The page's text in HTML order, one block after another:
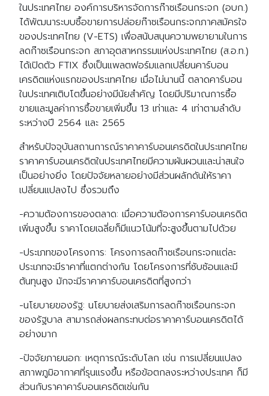
ในประเทศไทย องค์การบริหารจัดการก๊าซเรือนกระจก (อบก.)
ได้พัฒนาระบบซื้อขายการปล่อยก๊าซเรือนกระจกภาคสมัครใจ
ของประเทศไทย (V-ETS) เพื่อสนับสนุนความพยายามในการ
ลดก๊าซเรือนกระจก สภาอุตสาหกรรมแห่งประเทศไทย (ส.อ.ท.)
ได้เปิดตัว FTIX ซึ่งเป็นแพลตฟอร์มแลกเปลี่ยนคาร์บอน
เครดิตแห่งแรกของประเทศไทย เมื่อไม่นานนี้ ตลาดคาร์บอน
ในประเทศเติบโตขึ้นอย่างมีนัยสำคัญ โดยมีปริมาณการซื้อ
ขายและมูลค่าการซื้อขายเพิ่มขึ้น 13 เท่าและ 4 เท่าตามลำดับ
ระหว่างปี 2564 และ 2565
สำหรับปัจจุบันสถานการณ์ราคาคาร์บอนเครดิตในประเทศไทย
ราคาคาร์บอนเครดิตในประเทศไทยมีความผันผวนและน่าสนใจ
เป็นอย่างยิ่ง โดยปัจจัยหลายอย่างมีส่วนผลักดันให้ราคา
เปลี่ยนแปลงไป ซึ่งรวมถึง
-ความต้องการของตลาด: เมื่อความต้องการคาร์บอนเครดิต
เพิ่มสูงขึ้น ราคาโดยเฉลี่ยก็มีแนวโน้มที่จะสูงขึ้นตามไปด้วย
-ประเภทของโครงการ: โครงการลดก๊าซเรือนกระจกแต่ละ
ประเภทจะมีราคาที่แตกต่างกัน โดยโครงการที่ซับซ้อนและมี
ต้นทุนสูง มักจะมีราคาคาร์บอนเครดิตที่สูงกว่า
-นโยบายของรัฐ: นโยบายส่งเสริมการลดก๊าซเรือนกระจก
ของรัฐบาล สามารถส่งผลกระทบต่อราคาคาร์บอนเครดิตได้
อย่างมาก
-ปัจจัยภายนอก: เหตุการณ์ระดับโลก เช่น การเปลี่ยนแปลง
สภาพภูมิอากาศที่รุนแรงขึ้น หรือข้อตกลงระหว่างประเทศ ก็มี
ส่วนกับราคาคาร์บอนเครดิตเช่นกัน